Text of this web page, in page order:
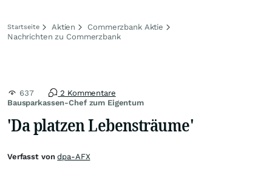
Startseite Aktien
Commerzbank Aktie
Nachrichten zu Commerzbank
Bausparkassen-Chef zum Eigentum
637 2 Kommentare
'Da platzen Lebensträume'
Verfasst vondpa-AFX